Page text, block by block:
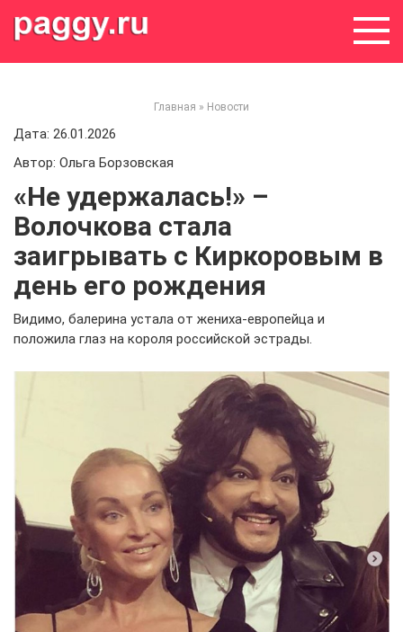
Главная » Новости
Дата: 26.01.2026
Автор: Ольга Борзовская
«Не удержалась!» –
Волочкова стала
заигрывать с Киркоровым в
день его рождения
Видимо, балерина устала от жениха-европейца и
положила глаз на короля российской эстрады.